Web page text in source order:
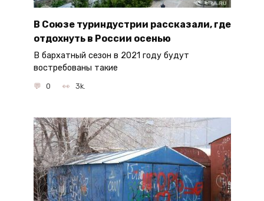
В Союзе туриндустрии рассказали, где
отдохнуть в России осенью
В бархатный сезон в 2021 году будут
востребованы такие
0 3k.